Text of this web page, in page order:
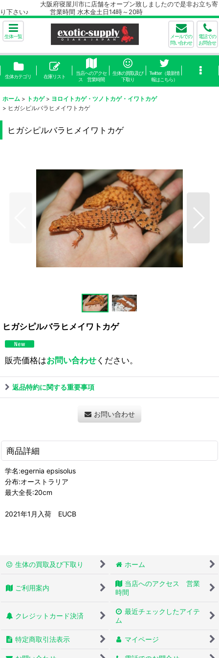
大阪府寝屋川市に店舗をオープン致しましたので是非お立ち寄
り下さい♪ 営業時間 水木金土日14時～20時
生体一覧
メールでの
問い合わせ
電話での
お問合せ
生体カテゴリ 在庫リスト
当店へのアクセ
ス 営業時間
生体の買取及び
下取り
Twitter（最新情
報はこちら）
ホーム > トカゲ > ヨロイトカゲ・ツノトカゲ・イワトカゲ
> ヒガシピルバラヒメイワトカゲ
ヒガシピルバラヒメイワトカゲ
ヒガシピルバラヒメイワトカゲ
販売価格はお問い合わせください。
返品特約に関する重要事項
お問い合わせ
商品詳細
学名:egernia epsisolus
分布:オーストラリア
最大全長:20cm
2021年1月入荷 EUCB
生体の買取及び下取り ホーム
ご利用案内
当店へのアクセス 営業
時間
クレジットカード決済
最近チェックしたアイテ
ム
特定商取引法表示 マイページ